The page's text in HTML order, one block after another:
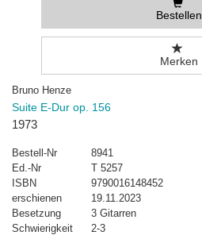
Bestellen
Merken
Bruno Henze
Suite E-Dur op. 156
1973
Bestell-Nr
8941
Ed.-Nr
T 5257
ISBN
9790016148452
erschienen
19.11.2023
Besetzung
3 Gitarren
Schwierigkeit
2-3